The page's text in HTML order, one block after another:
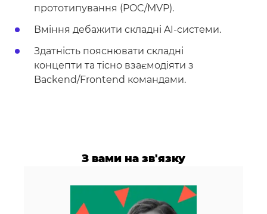
прототипування (POC/MVP).
Вміння дебажити складні AI-системи.
Здатність пояснювати складні
концепти та тісно взаємодіяти з
Backend/Frontend командами.
З вами на зв'язку